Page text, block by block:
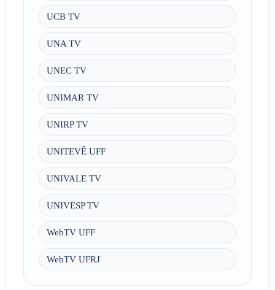
UCB TV
UNA TV
UNEC TV
UNIMAR TV
UNIRP TV
UNITEVÊ UFF
UNIVALE TV
UNIVESP TV
WebTV UFF
WebTV UFRJ